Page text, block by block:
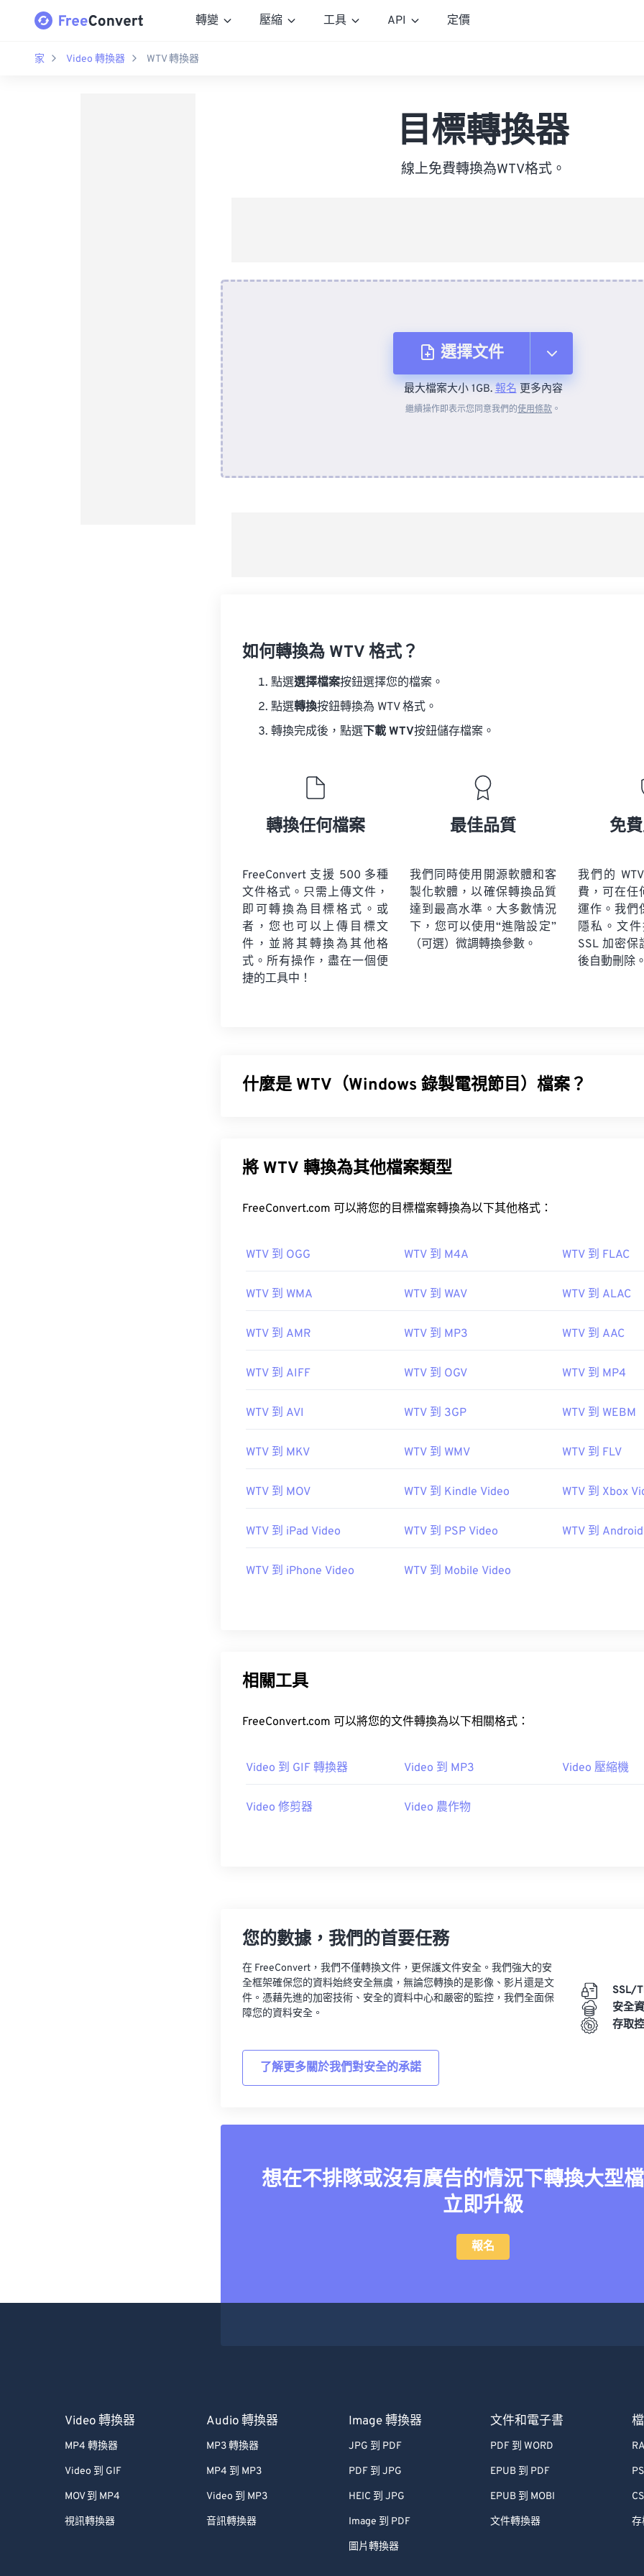
轉變 壓縮 工具 API 定價
家 Video 轉換器 WTV 轉換器
目標轉換器
線上免費轉換為WTV格式。
選擇文件
來自裝置
最大檔案大小 1GB.報名更多內容
繼續操作即表示您同意我們的使用條款 。
如何轉換為 WTV 格式？
點選選擇檔案按鈕選擇您的檔案。
點選轉換按鈕轉換為 WTV 格式。
轉換完成後，點選 下載 WTV按鈕儲存檔案。
轉換任何檔案
FreeConvert 支援 500 多種
文件格式。只需上傳文件，
即可轉換為目標格式。或
者，您也可以上傳目標文
件，並將其轉換為其他格
式。所有操作，盡在一個便
捷的工具中！
最佳品質
我們同時使用開源軟體和客
製化軟體，以確保轉換品質
達到最高水準。大多數情況
下，您可以使用“進階設定”
（可選）微調轉換參數。
免
我們的
費，可在任
運作。我們
隱私。文
SSL 加密保
後自動刪除。
什麼是 WTV（Windows 錄製電視節目）檔案？
href="https://en.wikipedia.org/wiki/Dolby_AC-3">Dolby Digital AC-3
料和 數位版權管理 (DRM)。
DVR-MS
如何開啟 WTV 檔案？
請注意，微軟已停止對 WTV 的支援。不過，開啟 WTV 檔案的最佳方法是使用
如果內容不受版權保護，則可以在其他平台上播放。
其他可以開啟 WTV 檔案的播放器包括： Cyberlink PowerDVD
初始發布：2008
實用連結：
https://docs.microsoft.com/en-us/previous-versions/windows/desktop/
將 WTV 轉換為其他檔案類型
FreeConvert.com 可以將您的目標檔案轉換為以下其他格式：
WTV 到 OGG WTV 到 M4A WTV 到 FLAC
WTV 到 WMA WTV 到 WAV WTV 到 ALAC
WTV 到 AMR WTV 到 MP3 WTV 到 AAC
WTV 到 AIFF WTV 到 OGV WTV 到 MP4
WTV 到 AVI WTV 到 3GP WTV 到 WEBM
WTV 到 MKV WTV 到 WMV WTV 到 FLV
WTV 到 MOV WTV 到 Kindle Video WTV 到 Xbox
WTV 到 iPad Video WTV 到 PSP Video WTV 到
WTV 到 iPhone Video WTV 到 Mobile Video
相關工具
FreeConvert.com 可以將您的文件轉換為以下相關格式：
Video 到 GIF 轉換器 Video 到 MP3 Video 壓縮機
Video 修剪器 Video 農作物
您的數據，我們的首要任務
在 FreeConvert，我們不僅轉換文件，更保護文件安全。我們強大的安
全框架確保您的資料始終安全無虞，無論您轉換的是影像、影片還是文
件。憑藉先進的加密技術、安全的資料中心和嚴密的監控，我們全面保
障您的資料安全。
了解更多關於我們對安全的承諾
SSL/
安全
存取
想在不排隊或沒有廣告的情況下轉換大型
立即升級
報名
Video 轉換器
MP4 轉換器
Video 到 GIF
MOV 到 MP4
視訊轉換器
Audio 轉換器
MP3 轉換器
MP4 到 MP3
Video 到 MP3
音訊轉換器
Image 轉換器
JPG 到 PDF
PDF 到 JPG
HEIC 到 JPG
Image 到 PDF
圖片轉換器
文件和電子書
PDF 到 WORD
EPUB 到 PDF
EPUB 到 MOBI
文件轉換器 存